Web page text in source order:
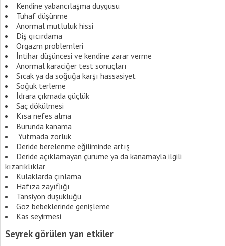
Kendine yabancılaşma duygusu
Tuhaf düşünme
Anormal mutluluk hissi
Diş gıcırdama
Orgazm problemleri
İntihar düşüncesi ve kendine zarar verme
Anormal karaciğer test sonuçları
Sıcak ya da soğuğa karşı hassasiyet
Soğuk terleme
İdrara çıkmada güçlük
Saç dökülmesi
Kısa nefes alma
Burunda kanama
Yutmada zorluk
Deride berelenme eğiliminde artış
Deride açıklamayan çürüme ya da kanamayla ilgili
kızarıklıklar
Kulaklarda çınlama
Hafıza zayıflığı
Tansiyon düşüklüğü
Göz bebeklerinde genişleme
Kas seyirmesi
Seyrek görülen yan etkiler